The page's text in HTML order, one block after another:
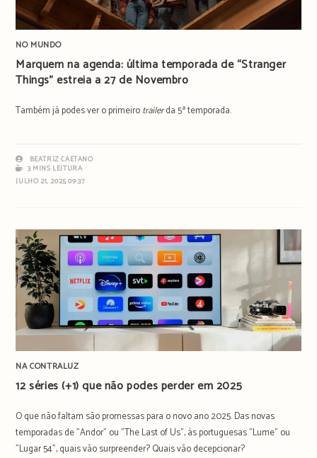
NO MUNDO
Marquem na agenda: última temporada de “Stranger
Things” estreia a 27 de Novembro
Também já podes ver o primeirotrailerda 5ª temporada.
BEATRIZ CAETANO
3 MINS LEITURA
JULHO 21, 2025 09:37
NA CONTRALUZ
12 séries (+1) que não podes perder em 2025
O que não faltam são promessas para o novo ano 2025. Das novas
temporadas de "Andor" ou "The Last of Us", às portuguesas "Lume" ou
"Lugar 54", quais vão surpreender? Quais vão decepcionar?